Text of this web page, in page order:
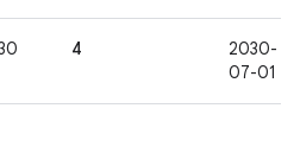
4
2030-
07-01